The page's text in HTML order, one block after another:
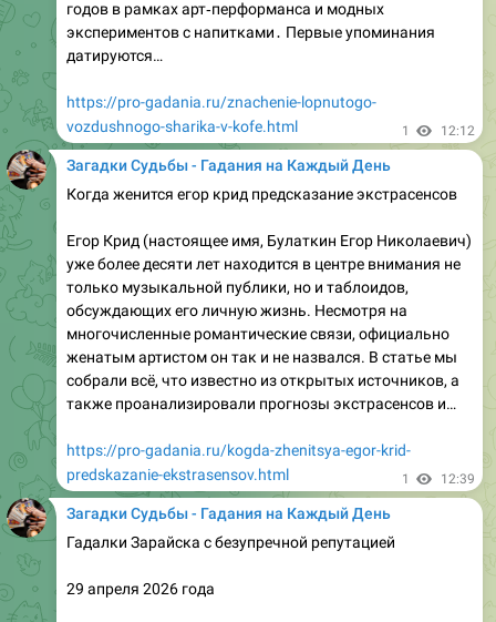
статье мы разберём…
https://pro-gadania.ru/na-kofejnoj-chashke-gushhe-chto-
Загадки Судьбы - Гадания на Каждый День
Контакты потомственной гадалки Коми
В современном мире, несмотря на стремительное
ответы на вечные вопросы․ Кто-то обращается к
психологии, кто-то — к религии, а многие находят
утешение и истину в мистических традициях наших
предков․ Если вы оказались на этой странице, скорее
всего, вы ищете контакты потомственной гадалки
Коми — человека, чей дар передается из…
https://pro-gadania.ru/kontakty-potomstvennoj-gadalki-
Загадки Судьбы - Гадания на Каждый День
Научные исследования о способностях людей к
гаданию
будущем или скрытых аспектах настоящего через